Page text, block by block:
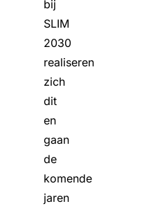
bij
SLIM
2030
realiseren
zich
dit
en
gaan
de
komende
jaren